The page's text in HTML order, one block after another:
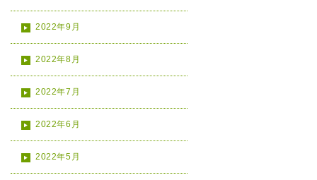
2022年9月
2022年8月
2022年7月
2022年6月
2022年5月